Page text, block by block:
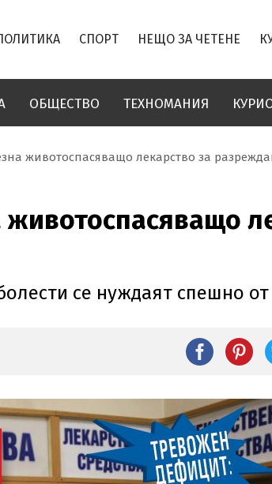
СПОРТ НЕЩО ЗА ЧЕТЕНЕ
ОБЩЕСТВО ТЕХНОМАНИЯ
животоспасяващо лекарство за
се нуждаят спешно